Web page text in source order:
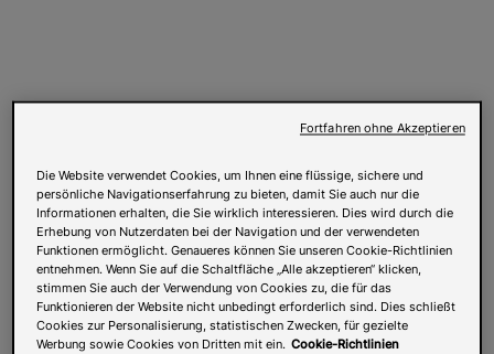
Die Website verwendet Cookies, um Ihnen eine flüssige, sichere und
persönliche Navigationserfahrung zu bieten, damit Sie auch nur die
Informationen erhalten, die Sie wirklich interessieren. Dies wird durch die
Erhebung von Nutzerdaten bei der Navigation und der verwendeten
Funktionen ermöglicht. Genaueres können Sie unseren Cookie-Richtlinien
entnehmen. Wenn Sie auf die Schaltfläche „Alle akzeptieren“ klicken,
stimmen Sie auch der Verwendung von Cookies zu, die für das
Funktionieren der Website nicht unbedingt erforderlich sind. Dies schließt
Cookies zur Personalisierung, statistischen Zwecken, für gezielte
Werbung sowie Cookies von Dritten mit ein. Cookie-Richtlinien
Fortfahren ohne Akzeptieren